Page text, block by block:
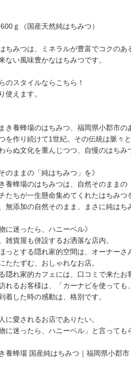
ｇ（国産天然純はちみつ）
ちみつは、ミネラルが豊富でコクのあ
ない風味豊かなはちみつです。
のスタイルならこちら！
使えます。
まき養蜂場のはちみつ、福岡県小郡市の
を作り続けて1世紀。その伝統は脈々
らぬ文化を重んじつつ、自慢のはちみ
のままの「純はちみつ」を》
養蜂場のはちみつは、自然そのままの
たちが一生懸命集めてくれたはちみつ
無添加の自然そのまま、まさに純はち
に迷ったら、ハニーベル》
雑貨屋も併設するお洒落な店内。
っとする隠れ家的空間は、オーナーさ
たたずむ、おしゃれなお店。
隠れ家的カフェには、口コミで来たお
れるお客様は、「カーナビを使っても
着した時の感動は、格別です。
に愛されるお店でありたい。
物に迷ったら、ハニーベル」と言って
養蜂場 国産純はちみつ｜福岡県小郡市